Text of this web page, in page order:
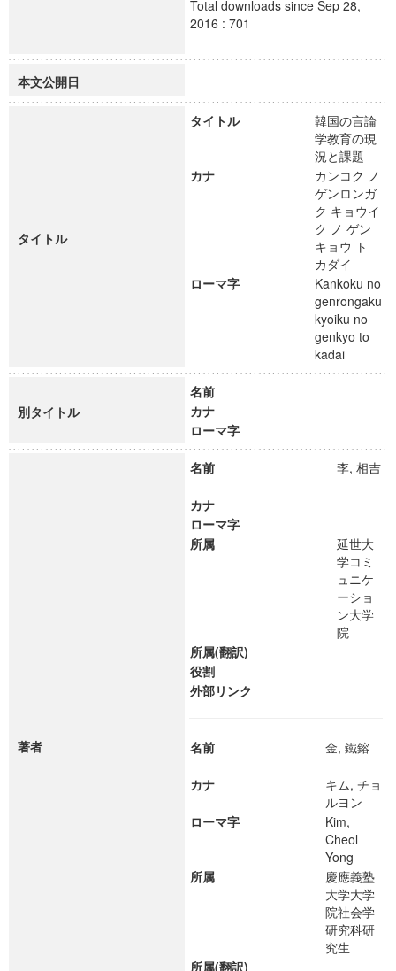
Total downloads since Sep 28,
2016 : 701
本文公開日
タイトル
タイトル
韓国の言論
学教育の現
況と課題
カナ
カンコク ノ
ゲンロンガ
ク キョウイ
ク ノ ゲン
キョウ ト
カダイ
ローマ字
Kankoku no
genrongaku
kyoiku no
genkyo to
kadai
別タイトル
名前
カナ
ローマ字
著者
名前 李, 相吉
カナ
ローマ字
所属
延世大
学コミ
ュニケ
ーショ
ン大学
院
所属(翻訳)
役割
外部リンク
名前 金, 鐵鎔
カナ
キム, チョ
ルヨン
ローマ字
Kim,
Cheol
Yong
所属
慶應義塾
大学大学
院社会学
研究科研
究生
所属(翻訳)